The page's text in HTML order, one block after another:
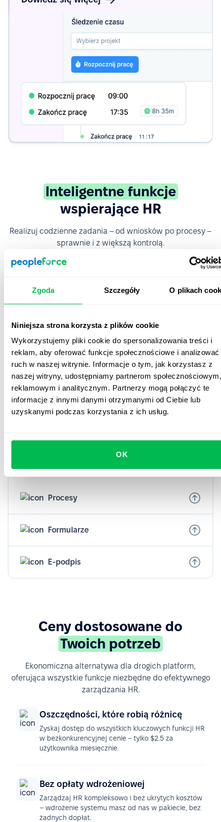
Zgoda Szczegóły O plikach
Niniejsza strona korzysta z plików cookie
Wykorzystujemy pliki cookie do spersonalizowania treści i
reklam, aby oferować funkcje społecznościowe i analizować
ruch w naszej witrynie. Informacje o tym, jak korzystasz z
naszej witryny, udostępniamy partnerom społecznościowym,
reklamowym i analitycznym. Partnerzy mogą połączyć te
informacje z innymi danymi otrzymanymi od Ciebie lub
uzyskanymi podczas korzystania z ich usług.
OK
Inteligentne funkcje
wspierające HR
Realizuj codzienne zadania – od wniosków po procesy –
sprawnie i z większą kontrolą.
Onboarding i offboarding
pracownik od samego początku czuł się wspierany oraz
Procesy
Formularze
E-podpis
Ceny dostosowane do
Twoich potrzeb
Ekonomiczna alternatywa dla drogich platform,
oferująca wszystkie funkcje niezbędne do efektywnego
zarządzania HR.
Oszczędności, które robią różnicę
Zyskaj dostęp do wszystkich kluczowych funkcji HR
w bezkonkurencyjnej cenie – tylko $2.5 za
użytkownika miesięcznie.
Bez opłaty wdrożeniowej
Zarządzaj HR kompleksowo i bez ukrytych kosztów
– wdrożenie systemu masz od nas w pakiecie, bez
żadnych dopłat.